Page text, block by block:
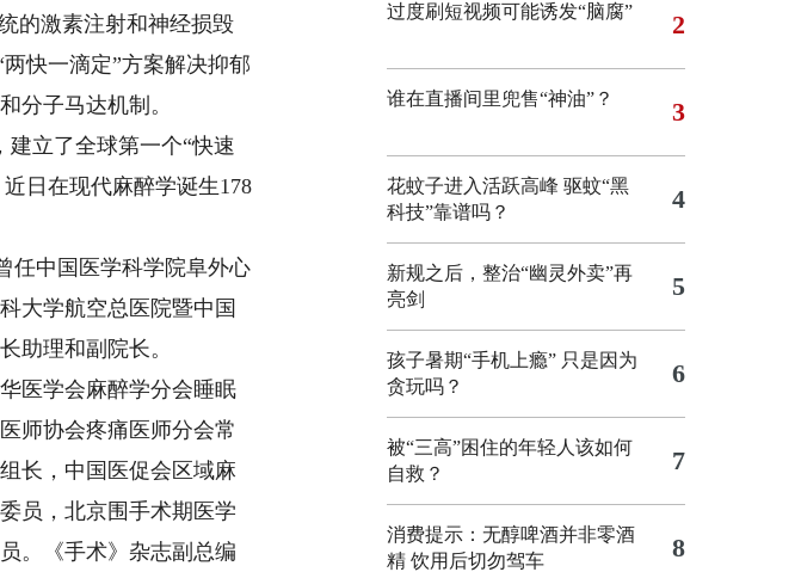
的激素注射和神经损毁
快一滴定”方案解决抑郁
分子马达机制。
立了全球第一个“快速
日在现代麻醉学诞生178
任中国医学科学院阜外心
大学航空总医院暨中国
助理和副院长。
医学会麻醉学分会睡眠
师协会疼痛医师分会常
长，中国医促会区域麻
员，北京围手术期医学
。《手术》杂志副总编
过度刷短视频可能诱发“脑腐” 2
谁在直播间里兜售“神油”？ 3
花蚊子进入活跃高峰 驱蚊“黑
科技”靠谱吗？
4
新规之后，整治“幽灵外卖”再
亮剑
5
孩子暑期“手机上瘾” 只是因为
贪玩吗？
6
被“三高”困住的年轻人该如何
自救？
7
消费提示：无醇啤酒并非零酒
精 饮用后切勿驾车
8